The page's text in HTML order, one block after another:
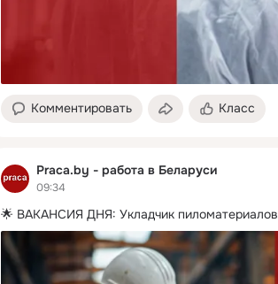
Комментировать Класс
Praca.by - работа в Беларуси
09:34
🌟 ВАКАНСИЯ ДНЯ: Укладчик пиломатериалов